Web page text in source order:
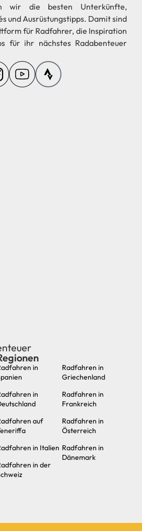
wir die besten Unterkünfte,
und Ausrüstungstipps. Damit sind
für Radfahrer, die Inspiration
für ihr nächstes Radabenteuer
in
in
auf
in Italien
in der
Radfahren in
Griechenland
Radfahren in
Frankreich
Radfahren in
Österreich
Radfahren in
Dänemark